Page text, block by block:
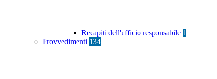
Recapiti dell'ufficio responsabile 1
Provvedimenti 134